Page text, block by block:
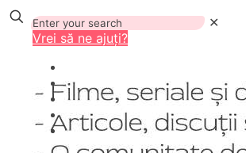
✕
Vrei să ne ajuți?